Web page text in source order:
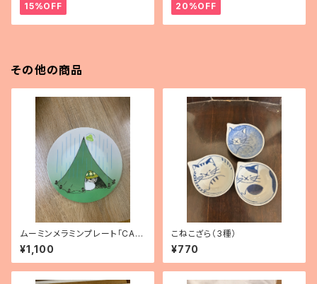
15%OFF 20%OFF
その他の商品
ムーミンメラミンプレート「CAM
PING」
¥1,100
こねこざら（3種）
¥770